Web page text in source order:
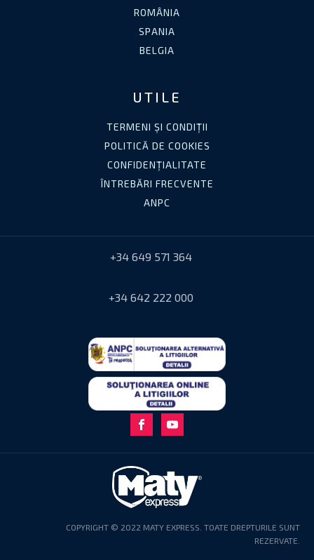
ROMÂNIA
SPANIA
BELGIA
UTILE
TERMENI ȘI CONDIȚII
POLITICĂ DE COOKIES
CONFIDENȚIALITATE
ÎNTREBĂRI FRECVENTE
ANPC
+34 649 571 364
+34 642 222 000
COPYRIGHT © 2022 MATY EXPRESS. TOATE DREPTURILE SUNT
REZERVATE.